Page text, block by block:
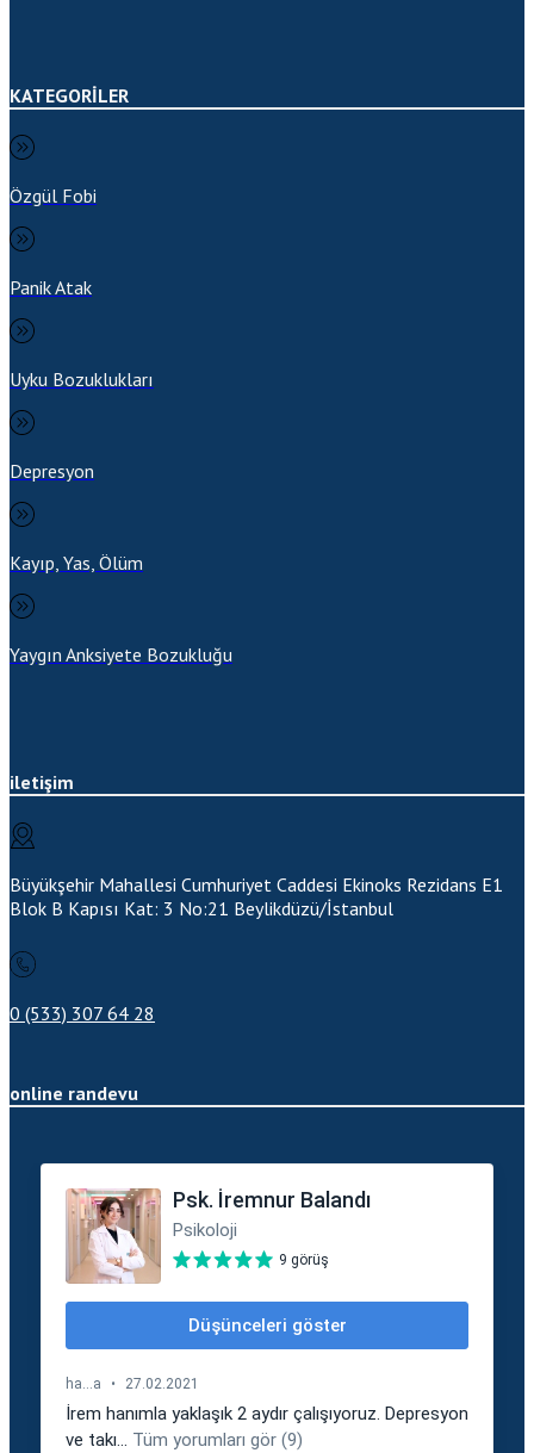
KATEGORİLER
Özgül Fobi
Panik Atak
Uyku Bozuklukları
Depresyon
Kayıp, Yas, Ölüm
Yaygın Anksiyete Bozukluğu
iletişim
Büyükşehir Mahallesi Cumhuriyet Caddesi Ekinoks Rezidans E1
Blok B Kapısı Kat: 3 No:21 Beylikdüzü/İstanbul
0 (533) 307 64 28
online randevu